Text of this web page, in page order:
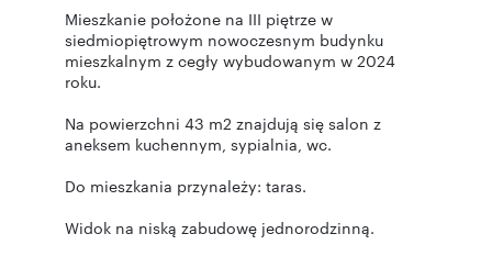
Mieszkanie położone na III piętrze w
siedmiopiętrowym nowoczesnym budynku
mieszkalnym z cegły wybudowanym w 2024
roku.
Na powierzchni 43 m2 znajdują się salon z
aneksem kuchennym, sypialnia, wc.
Do mieszkania przynależy: taras.
Widok na niską zabudowę jednorodzinną.